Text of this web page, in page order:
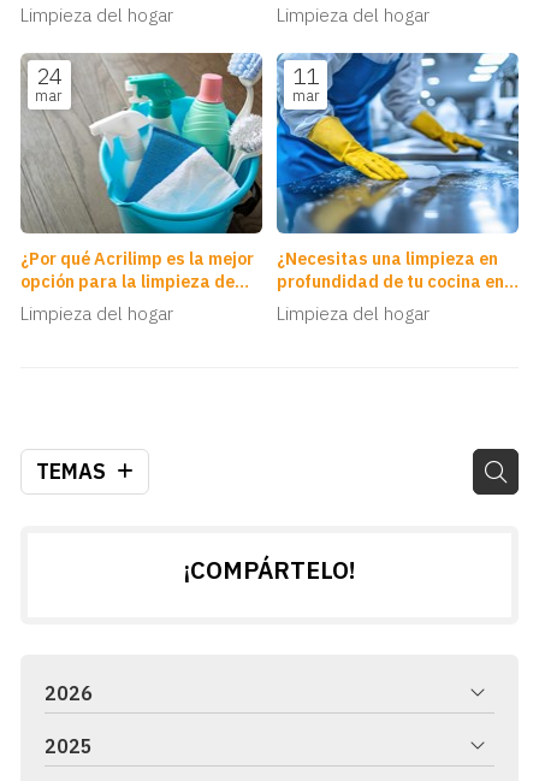
TEMAS
solucionarlos)
Limpieza del hogar
Limpieza del hogar
24
mar
¿Por qué Acrilimp es la mejor
opción para la limpieza de
empresas en Vigo?
Limpieza del hogar
11
mar
¿Necesitas una limpieza en
profundidad de tu cocina en
Vigo?
Limpieza del hogar
¡COMPÁRTELO!
2026
2025